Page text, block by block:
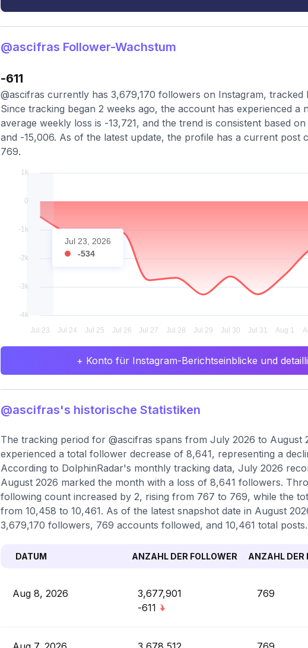
@ascifras Follower-Wachstum
-611
@ascifras currently has 3,679,170 followers on Instagram, tracked
Since tracking began 2 weeks ago, the account has experienced a
average weekly loss is -13,721, and the trend is consistent based
and -15,006. As of the latest update, the profile has a current
769.
Jul 23, 2026
-534
+ Konto für Instagram-Berichtseinblicke und
@ascifras's historische Statistiken
The tracking period for @ascifras spans from July 2026 to August
experienced a total follower decrease of 8,641, representing a
According to DolphinRadar's monthly tracking data, July 2026
August 2026 marked the month with a loss of 8,641 followers.
following count increased by 2, rising from 767 to 769, while the
from 10,458 to 10,461. As of the latest snapshot date in August
3,679,170 followers, 769 accounts followed, and 10,461 total posts.
DATUM ANZAHL DER FOLLOWER ANZAHL DER
Aug 8, 2026
3,677,901
-611
769